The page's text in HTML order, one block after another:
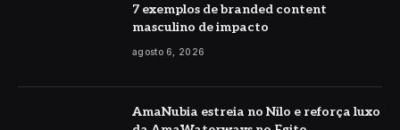
7 exemplos de branded content
masculino de impacto
agosto 6, 2026
AmaNubia estreia no Nilo e reforça luxo